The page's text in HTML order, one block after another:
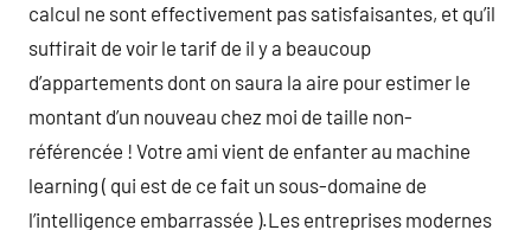
calcul ne sont effectivement pas satisfaisantes, et qu’il
suffirait de voir le tarif de il y a beaucoup
d’appartements dont on saura la aire pour estimer le
montant d’un nouveau chez moi de taille non-
référencée ! Votre ami vient de enfanter au machine
learning ( qui est de ce fait un sous-domaine de
l’intelligence embarrassée ).Les entreprises modernes